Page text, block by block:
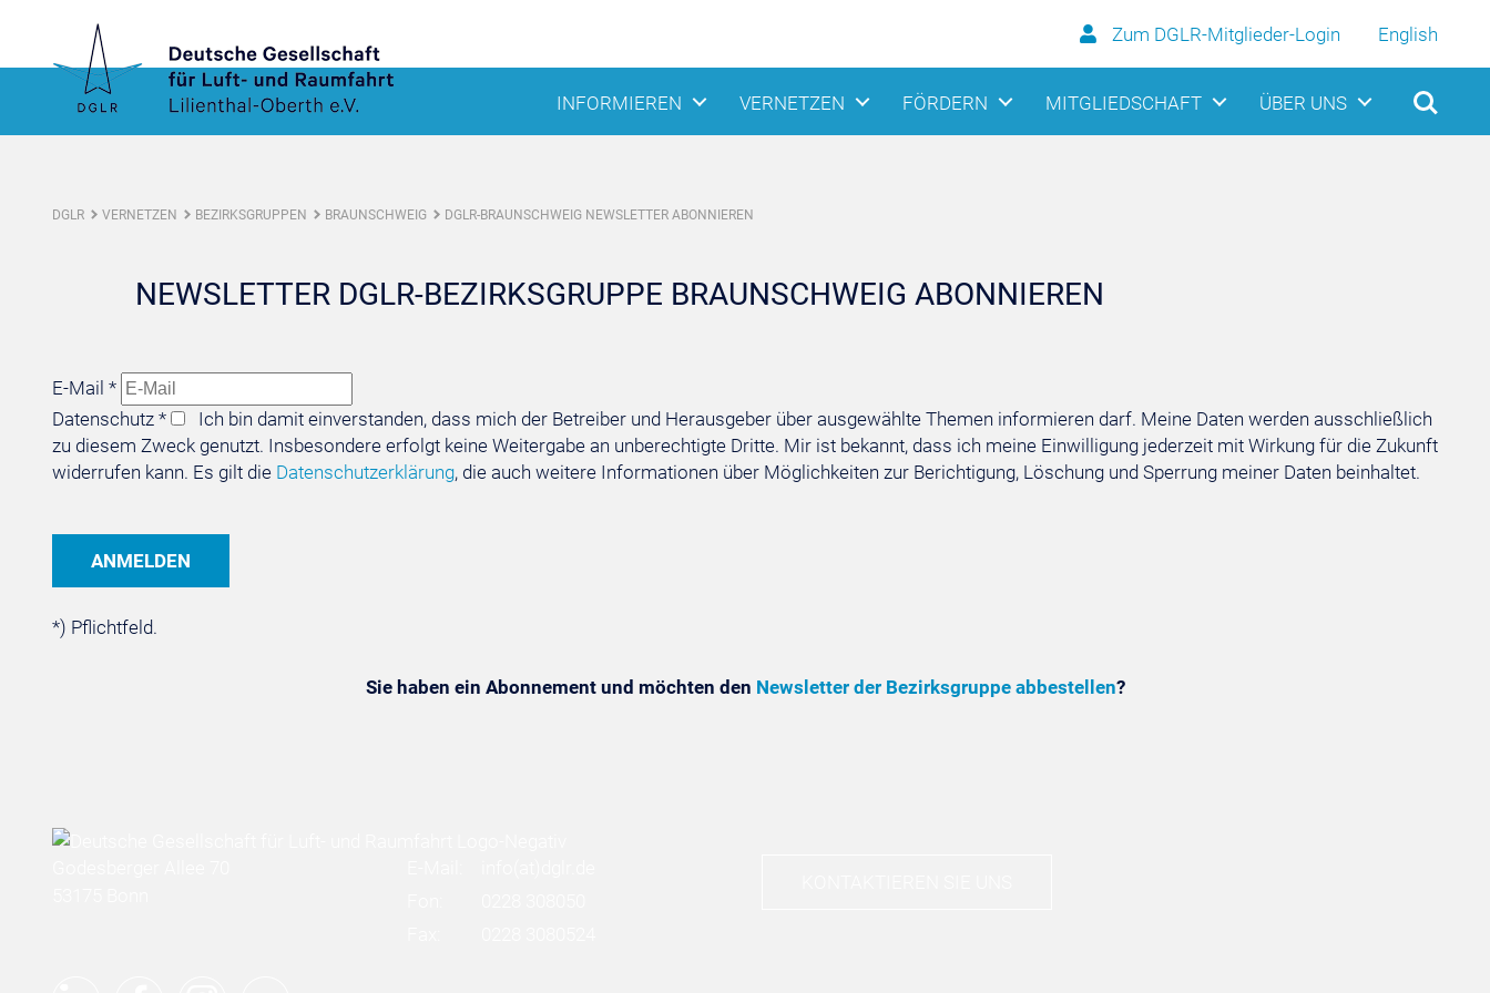
Zum DGLR-Mitglieder-Login English
INFORMIEREN VERNETZEN FÖRDERN MITGLIEDSCHAFT ÜBER UNS
DGLR VERNETZEN BEZIRKSGRUPPEN BRAUNSCHWEIG DGLR-BRAUNSCHWEIG NEWSLETTER ABONNIEREN
NEWSLETTER DGLR-BEZIRKSGRUPPE BRAUNSCHWEIG ABONNIEREN
E-Mail *
Datenschutz *
Ich bin damit einverstanden, dass mich der Betreiber und Herausgeber über ausgewählte Themen informieren darf. Meine Daten werden ausschließlich
zu diesem Zweck genutzt. Insbesondere erfolgt keine Weitergabe an unberechtigte Dritte. Mir ist bekannt, dass ich meine Einwilligung jederzeit mit Wirkung für die Zukunft
widerrufen kann. Es gilt die Datenschutzerklärung, die auch weitere Informationen über Möglichkeiten zur Berichtigung, Löschung und Sperrung meiner Daten beinhaltet.
*) Pflichtfeld.
Sie haben ein Abonnement und möchten den Newsletter der Bezirksgruppe abbestellen?